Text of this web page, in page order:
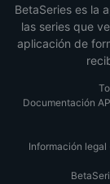
BetaSeries es la
las series que
aplicación de
Documentación
Información legal